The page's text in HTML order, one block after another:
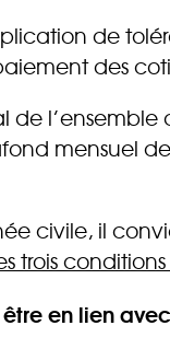
de
des
de
mensuel
civile, il
trois
en lien